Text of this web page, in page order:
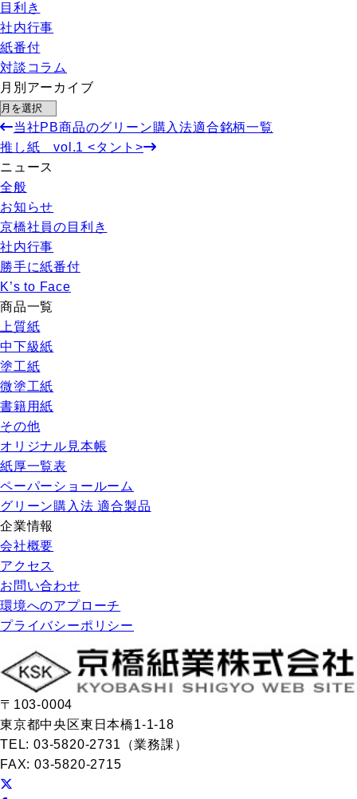
目利き
社内行事
紙番付
対談コラム
月別アーカイブ
当社PB商品のグリーン購入法適合銘柄一覧
推し紙 vol.1 <タント>
ニュース
全般
お知らせ
京橋社員の目利き
社内行事
勝手に紙番付
K’s to Face
商品一覧
上質紙
中下級紙
塗工紙
微塗工紙
書籍用紙
その他
オリジナル見本帳
紙厚一覧表
ペーパーショールーム
グリーン購入法 適合製品
企業情報
会社概要
アクセス
お問い合わせ
環境へのアプローチ
プライバシーポリシー
〒103-0004
東京都中央区東日本橋1-1-18
TEL: 03-5820-2731（業務課）
FAX: 03-5820-2715